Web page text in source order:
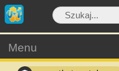
Menu